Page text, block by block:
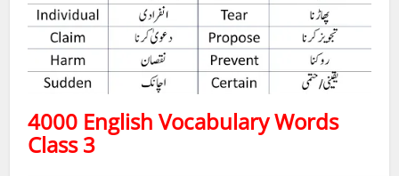
4000 English Vocabulary Words
Class 3